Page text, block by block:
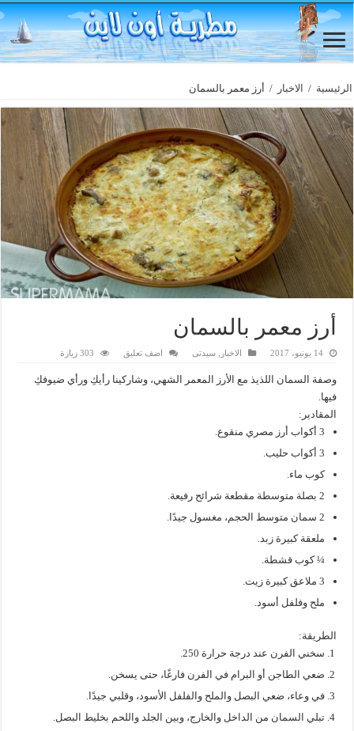
الرئيسية / الاخبار / أرز معمر بالسمان
أرز معمر بالسمان
14 يونيو، 2017 الاخبار ,سيدتى اضف تعليق 303 زيارة
وصفة السمان اللذيذ مع الأرز المعمر الشهي، وشاركينا رأيكِ ورأي ضيوفكِ
فيها.
المقادير:
3 أكواب أرز مصري منقوع.
3 أكواب حليب.
كوب ماء.
2 بصلة متوسطة مقطعة شرائح رفيعة.
2 سمان متوسط الحجم، مغسول جيدًا.
ملعقة كبيرة زبد.
¼ كوب قشطة.
3 ملاعق كبيرة زيت.
ملح وفلفل أسود.
الطريقة:
سخني الفرن عند درجة حرارة 250.
ضعي الطاجن أو البرام في الفرن فارغًا، حتى يسخن.
في وعاء، ضعي البصل والملح والفلفل الأسود، وقلبي جيدًا.
تبلي السمان من الداخل والخارج، وبين الجلد واللحم بخليط البصل.